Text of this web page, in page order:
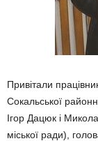
Привітали
Сокаль­ської
Ігор Дацюк і
міської ра­ди),